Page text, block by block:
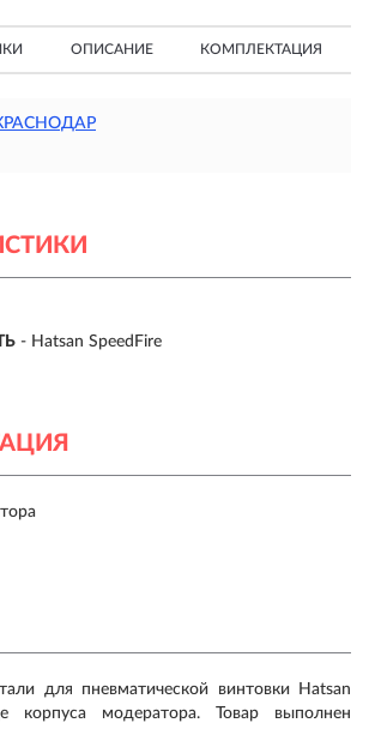
ОПИСАНИЕ КОМПЛЕКТАЦИЯ
- Hatsan SpeedFire
для пневматической винтовки Hatsan
корпуса модератора. Товар выполнен